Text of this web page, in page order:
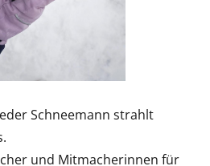
Schneemann strahlt
und Mitmacherinnen für